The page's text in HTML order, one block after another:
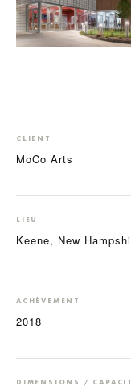
CLIENT
MoCo Arts
LIEU
Keene, New
ACHÈVEMENT
2018
DIMENSIONS /